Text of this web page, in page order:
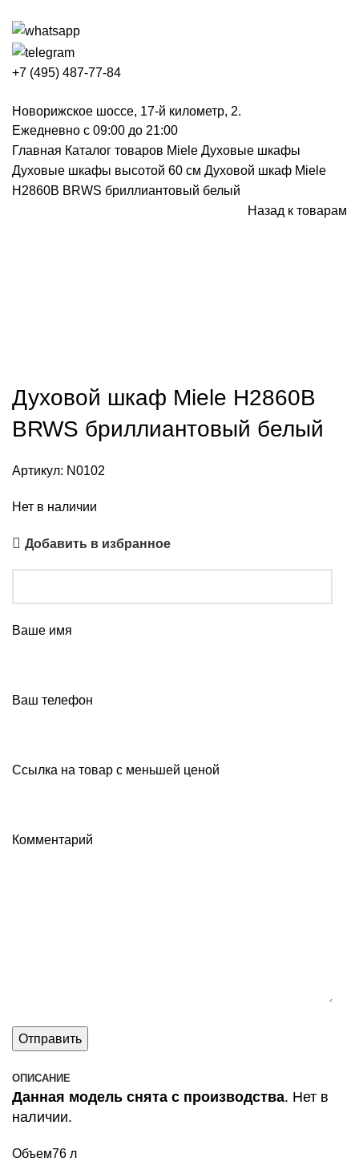
+7 (495) 487-77-84
Новорижское шоссе, 17-й километр, 2.
Ежедневно с 09:00 до 21:00
Главная Каталог товаров Miele Духовые шкафы
Духовые шкафы высотой 60 см Духовой шкаф Miele
H2860B BRWS бриллиантовый белый
Назад к товарам
Духовой шкаф Miele H2860B
BRWS бриллиантовый белый
Артикул: N0102
Нет в наличии
Добавить в избранное
Ваше имя
Ваш телефон
Ссылка на товар с меньшей ценой
Комментарий
ОПИСАНИЕ
Данная модель снята с производства. Нет в
наличии.
Объем76 л